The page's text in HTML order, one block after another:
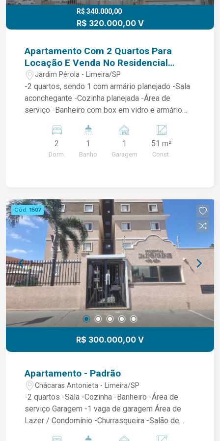
R$ 340.000,00
R$ 320.000,00 V
Apartamento Com 2 Quartos Para
Locação E Venda No Residencial
Califórnia Jardim Pérola Em
Limeira/SP
Jardim Pérola - Limeira/SP
-2 quartos, sendo 1 com armário planejado -Sala
aconchegante -Cozinha planejada -Área de
serviço -Banheiro com box em vidro e armário
com área de lazer completa: -Piscina -
Playground -Ambiente seguro e familiar
Acompanha Os Planejados
2
Dorm.
1
Banho
1
Garagem
51 m²
Const.
Cód. 1507
R$ 300.000,00 V
Apartamento - Padrão
Chácaras Antonieta - Limeira/SP
-2 quartos -Sala -Cozinha -Banheiro -Área de
serviço Garagem -1 vaga de garagem Área de
Lazer / Condomínio -Churrasqueira -Salão de